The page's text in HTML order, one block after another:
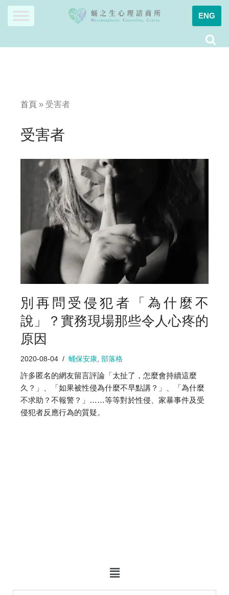
Skip
ENG
首頁 » 受害者
受害者
別再問受侵犯者「為什麼不
說」？實務現場那些令人心疼的
原因
2020-08-04 蛹保安康 部落格
許多匿名的網友留言評論「太扯了，怎麼會持續這麼
久？」、「如果被性侵為什麼不早點講？」、「為什麼
不求助？不報警？」……等等對於性侵、家暴事件及受
侵犯者反應行為的質疑。